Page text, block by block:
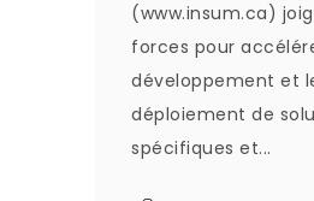
(www.insum.ca)
forces pour
développement et
déploiement de
spécifiques et...